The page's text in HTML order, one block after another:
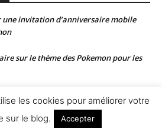
une invitation d’anniversaire mobile
sur le thème des Pokemon pour les
sur le thème des dinosaures
les cookies pour améliorer votre
sur le blog.
Accepter